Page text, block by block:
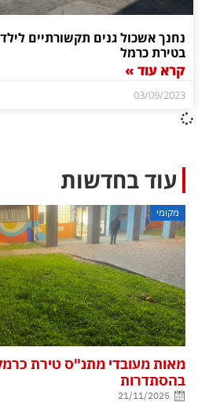
נחנך אשכול גנים תקשורתיים
בטירת כרמל
קרא עוד »
03/09/2023
עוד בחדשות
מקומי
מאות מעובדי מתנ"ס טירת
בהסתדרות
21/11/2025